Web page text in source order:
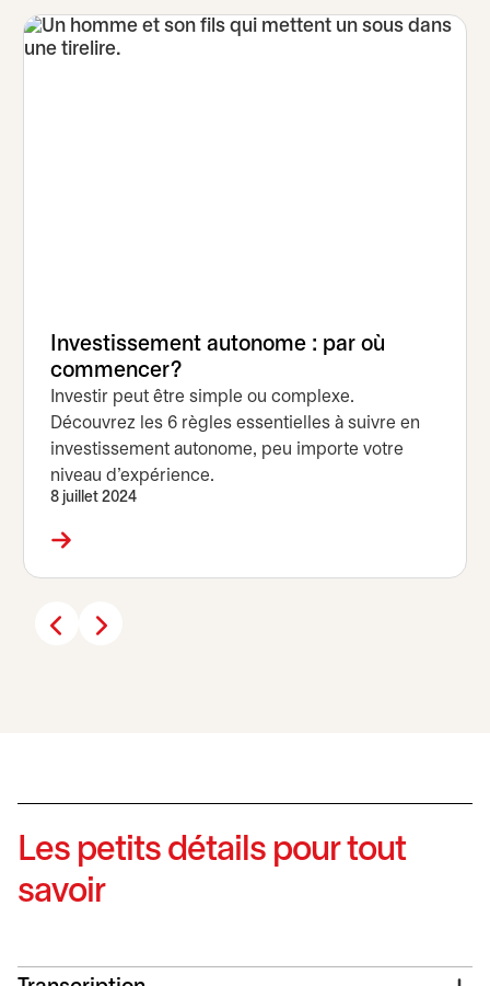
Investissement autonome : par où
commencer?
Investir peut être simple ou complexe.
Découvrez les 6 règles essentielles à suivre en
investissement autonome, peu importe votre
niveau d'expérience.
8 juillet 2024
Les petits détails pour tout
savoir